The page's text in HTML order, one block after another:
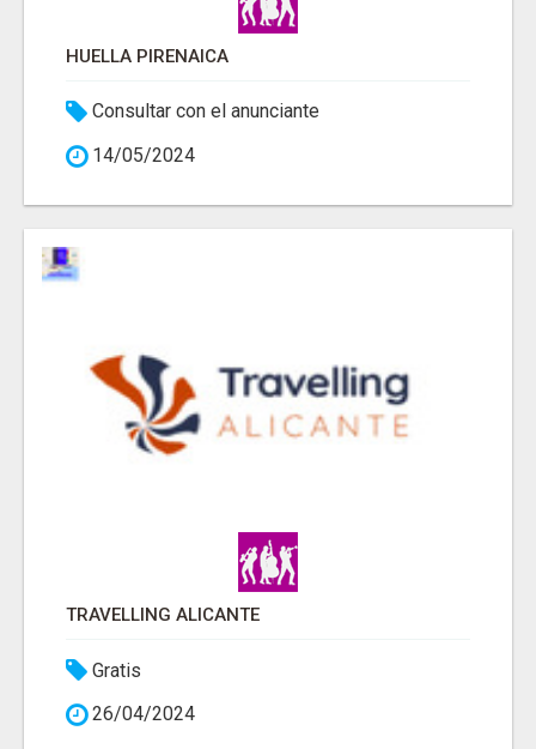
HUELLA PIRENAICA
Consultar con el anunciante
14/05/2024
TRAVELLING ALICANTE
Gratis
26/04/2024